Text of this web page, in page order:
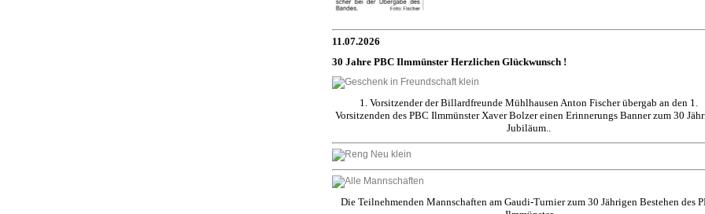
11.07.2026
30 Jahre PBC Ilmmünster Herzlichen Glückwunsch !
1. Vorsitzender der Billardfreunde Mühlhausen Anton Fischer übergab an den 1.
Vorsitzenden des PBC Ilmmünster Xaver Bolzer einen Erinnerungs Banner zum 30
Jubiläum..
Die Teilnehmenden Mannschaften am Gaudi-Turnier zum 30 Jährigen Bestehen des